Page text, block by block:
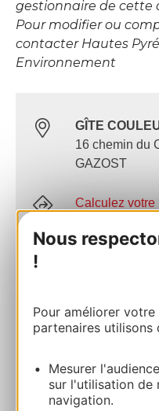
Nous
!
Pour améliorer
partenaires utilisons
Mesurer
sur l'utilisation de
navigation.
gestionnaire de cette
Pour modifier ou
contacter Hautes
Environnement
GÎTE
16 chemin du
GAZOST
Calculez votre
+33 (0)6 70 12